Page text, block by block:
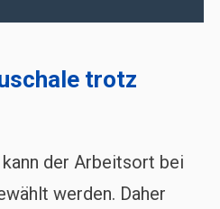
trotz
der Arbeitsort bei
werden. Daher